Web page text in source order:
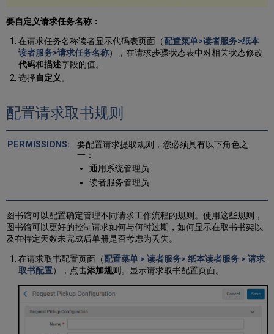
要自定义请求任务名称：
在请求任务名称读者显示代码表页面（配置菜单>读者服务>纸本
读者服务>请求任务名称），在请求步骤状态表中对相关状态修改
代码和描述字段的值。
选择自定义。
配置请求取书规则
要配置请求提取规则，您必须具有以下角色之
一：
通用系统管理员
读者服务管理员
图书馆可以配置确定管理不同请求工作流程的规则。使用这些规则，
图书馆可以更好的控制请求如何与何时过期，如何显示在取书书架以
及在特定天数未完成后单册是否考虑为丢失。
在请求取书配置页面（配置菜单 > 读者服务> 纸本读者服务 > 请求
取书配置），点击添加规则 。显示请求取书配置页面。